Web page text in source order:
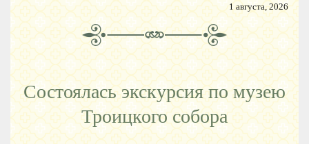
1 августа, 2026
Состоялась экскурсия по музею
Троицкого собора